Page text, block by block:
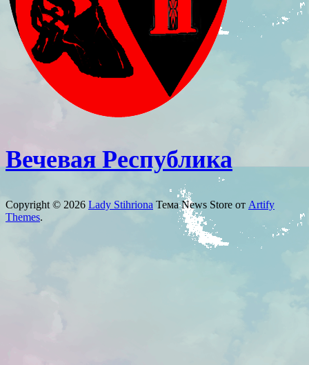
Вечевая Республика
Copyright © 2026 Lady Stihriona Тема News Store от Artify
Themes.